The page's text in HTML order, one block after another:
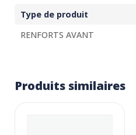
Type de produit
RENFORTS AVANT
Produits similaires